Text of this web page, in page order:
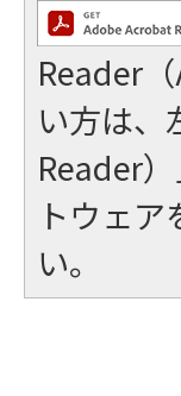
Reader
い方は
Reader
トウェ
い。